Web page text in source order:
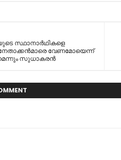
സ്ഥാനാര്‍ഥികളെ
വേണമോയെന്ന്
സുധാകരന്‍